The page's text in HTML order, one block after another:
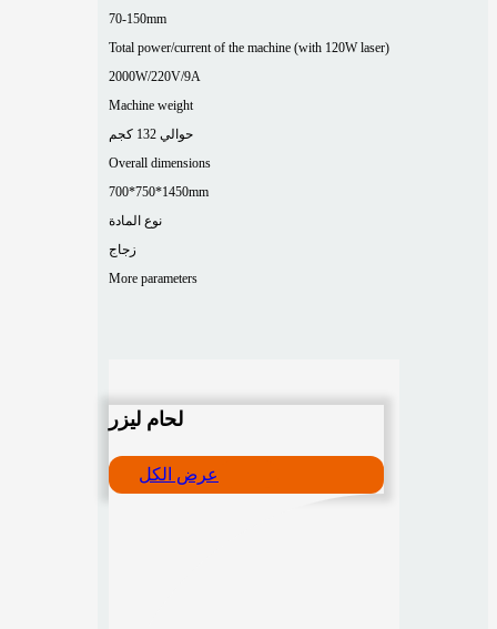
70-150mm
Total power/current of the machine (with 120W laser)
2000W/220V/9A
Machine weight
حوالي 132 كجم
Overall dimensions
700*750*1450mm
نوع المادة
زجاج
More parameters
لحام ليزر
عرض الكل